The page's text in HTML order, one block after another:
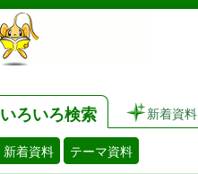
いろいろ検索 新着資料
新着資料 テーマ資料